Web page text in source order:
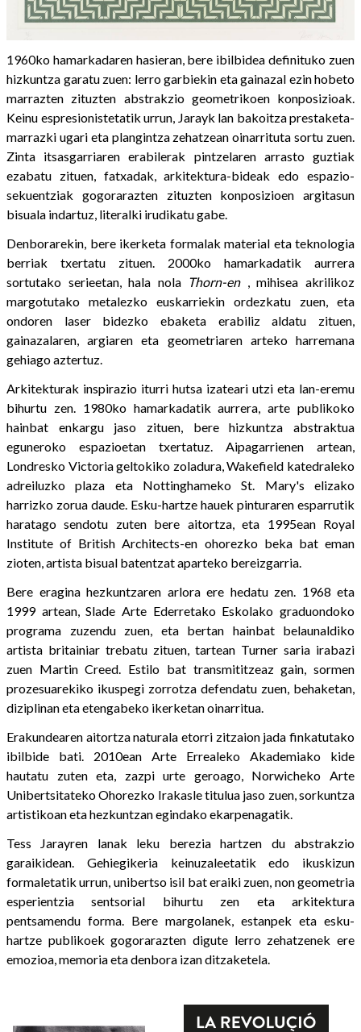
1960ko hamarkadaren hasieran, bere ibilbidea definituko zuen
hizkuntza garatu zuen: lerro garbiekin eta gainazal ezin hobeto
marrazten zituzten abstrakzio geometrikoen konposizioak.
Keinu espresionistetatik urrun, Jarayk lan bakoitza prestaketa-
marrazki ugari eta plangintza zehatzean oinarrituta sortu zuen.
Zinta itsasgarriaren erabilerak pintzelaren arrasto guztiak
ezabatu zituen, fatxadak, arkitektura-bideak edo espazio-
sekuentziak gogorarazten zituzten konposizioen argitasun
bisuala indartuz, literalki irudikatu gabe.
Denborarekin, bere ikerketa formalak material eta teknologia
berriak txertatu zituen. 2000ko hamarkadatik aurrera
sortutako serieetan, hala nola Thorn-en, mihisea akrilikoz
margotutako metalezko euskarriekin ordezkatu zuen, eta
ondoren laser bidezko ebaketa erabiliz aldatu zituen,
gainazalaren, argiaren eta geometriaren arteko harremana
gehiago aztertuz.
Arkitekturak inspirazio iturri hutsa izateari utzi eta lan-eremu
bihurtu zen. 1980ko hamarkadatik aurrera, arte publikoko
hainbat enkargu jaso zituen, bere hizkuntza abstraktua
eguneroko espazioetan txertatuz. Aipagarrienen artean,
Londresko Victoria geltokiko zoladura, Wakefield katedraleko
adreiluzko plaza eta Nottinghameko St. Mary's elizako
harrizko zorua daude. Esku-hartze hauek pinturaren esparrutik
haratago sendotu zuten bere aitortza, eta 1995ean Royal
Institute of British Architects-en ohorezko beka bat eman
zioten, artista bisual batentzat aparteko bereizgarria.
Bere eragina hezkuntzaren arlora ere hedatu zen. 1968 eta
1999 artean, Slade Arte Ederretako Eskolako graduondoko
programa zuzendu zuen, eta bertan hainbat belaunaldiko
artista britainiar trebatu zituen, tartean Turner saria irabazi
zuen Martin Creed. Estilo bat transmititzeaz gain, sormen
prozesuarekiko ikuspegi zorrotza defendatu zuen, behaketan,
diziplinan eta etengabeko ikerketan oinarritua.
Erakundearen aitortza naturala etorri zitzaion jada finkatutako
ibilbide bati. 2010ean Arte Errealeko Akademiako kide
hautatu zuten eta, zazpi urte geroago, Norwicheko Arte
Unibertsitateko Ohorezko Irakasle titulua jaso zuen, sorkuntza
artistikoan eta hezkuntzan egindako ekarpenagatik.
Tess Jarayren lanak leku berezia hartzen du abstrakzio
garaikidean. Gehiegikeria keinuzaleetatik edo ikuskizun
formaletatik urrun, unibertso isil bat eraiki zuen, non geometria
esperientzia sentsorial bihurtu zen eta arkitektura
pentsamendu forma. Bere margolanek, estanpek eta esku-
hartze publikoek gogorarazten digute lerro zehatzenek ere
emozioa, memoria eta denbora izan ditzaketela.